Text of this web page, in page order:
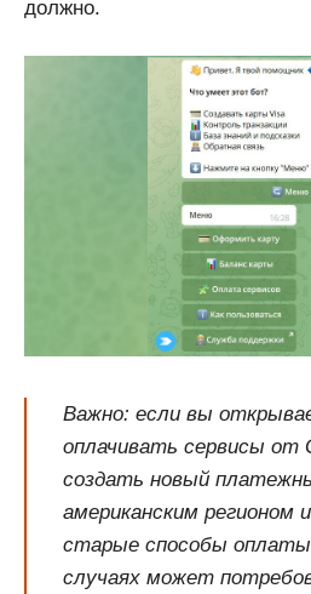
должно.
Важно: если вы
оплачивать сервисы от
создать новый
американским регионом
старые способы
случаях может